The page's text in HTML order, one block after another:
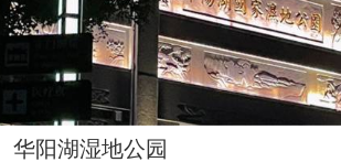
华阳湖湿地公园